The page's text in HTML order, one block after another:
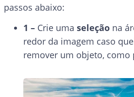
passos abaixo:
1 – Crie uma seleção na
redor da imagem caso
remover um objeto, como